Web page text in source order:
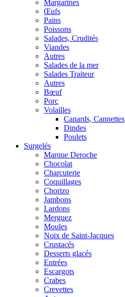
Margarines
Œufs
Pains
Poissons
Salades, Crudités
Viandes
Autres
Salades de la mer
Salades Traiteur
Autres
Bœuf
Porc
Volailles
Canards, Cannettes
Dindes
Poulets
Surgelés
Marque Deroche
Chocolat
Charcuterie
Coquillages
Chorizo
Jambons
Lardons
Merguez
Moules
Noix de Saint-Jacques
Crustacés
Desserts glacés
Entrées
Escargots
Crabes
Crevettes